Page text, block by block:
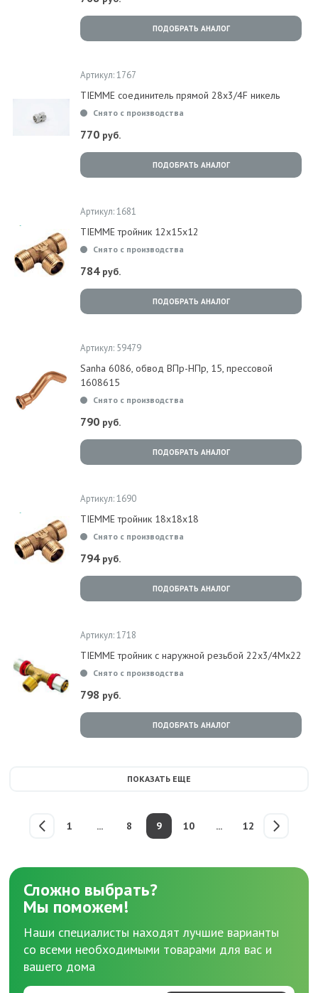
ПОДОБРАТЬ АНАЛОГ
Артикул: 1767
TIEMME соединитель прямой 28x3/4F никель
Снято с производства
770 руб.
ПОДОБРАТЬ АНАЛОГ
Артикул: 1681
TIEMME тройник 12x15x12
Снято с производства
784 руб.
ПОДОБРАТЬ АНАЛОГ
Артикул: 59479
Sanha 6086, обвод ВПр-НПр, 15, прессовой
1608615
Снято с производства
790 руб.
ПОДОБРАТЬ АНАЛОГ
Артикул: 1690
TIEMME тройник 18x18x18
Снято с производства
794 руб.
ПОДОБРАТЬ АНАЛОГ
Артикул: 1718
TIEMME тройник с наружной резьбой 22х3/4Mx22
Снято с производства
798 руб.
ПОДОБРАТЬ АНАЛОГ
ПОКАЗАТЬ ЕЩЕ
1 ... 8 9 10 ... 12
Сложно выбрать?
Мы поможем!
Наши специалисты находят лучшие варианты
со всеми необходимыми товарами для вас и
вашего дома